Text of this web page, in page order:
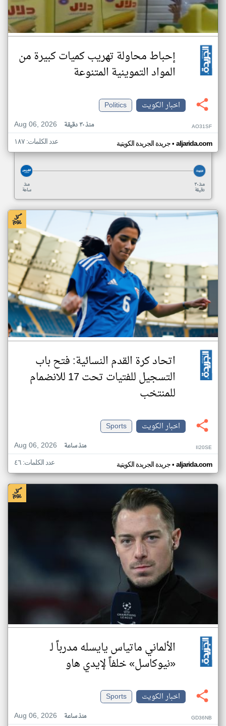
إحباط محاولة تهريب كميات كبيرة من
المواد التموينية المتنوعة
اخبار الكويت
Politics
Aug 06, 2026
منذ ٣٠ دقيقة AO31SF
جريدة الجريدة الكويتية• aljarida.com عدد الكلمات: ١٨٧
منذ
ساعة
منذ ٣٠
دقيقة
اتحاد كرة القدم النسائية: فتح باب
التسجيل للفتيات تحت 17 للانضمام
للمنتخب
اخبار الكويت
Sports
Aug 06, 2026
منذ ساعة II20SE
جريدة الجريدة الكويتية• aljarida.com عدد الكلمات: ٤٦
الألماني ماتياس يايسله مدرباً لـ
«نيوكاسل» خلفاً لإيدي هاو
اخبار الكويت
Sports
Aug 06, 2026
منذ ساعة GD36NB